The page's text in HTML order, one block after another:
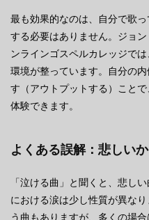
最も効果的なのは、自分で歌
する必要はありません。ジョ
ンラインゴスペルカレッジで
環境が整っています。自分の
す（アウトプットする）こと
体験できます。
よくある誤解：悲しい
「泣ける曲」と聞くと、悲し
における涙は少し性質が異な
う曲もありますが、多くの場合